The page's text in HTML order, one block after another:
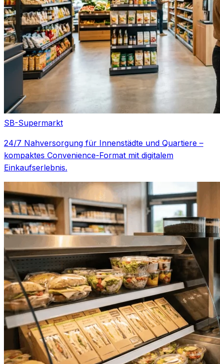
SB-Supermarkt
24/7 Nahversorgung für Innenstädte und Quartiere –
kompaktes Convenience-Format mit digitalem
Einkaufserlebnis.